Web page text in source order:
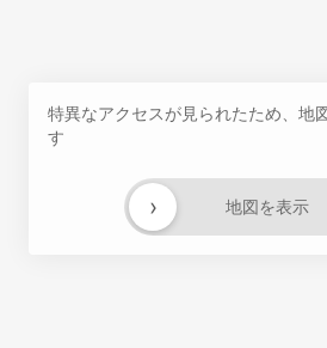
特異なアクセスが見られたため、地
す
地図を表示
›